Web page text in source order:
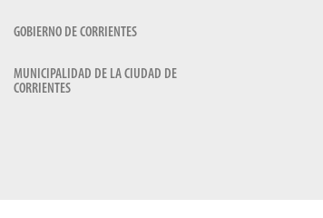
GOBIERNO DE CORRIENTES
MUNICIPALIDAD DE LA CIUDAD DE
CORRIENTES